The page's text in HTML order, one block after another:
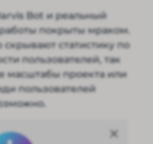
Bot и реальный
покрыты мраком.
статистику по
пользователей, так
масштабы проекта или
пользователей